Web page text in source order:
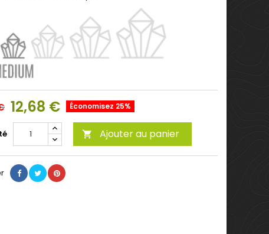
12,68 € Économisez 25%
 Ajouter au panier